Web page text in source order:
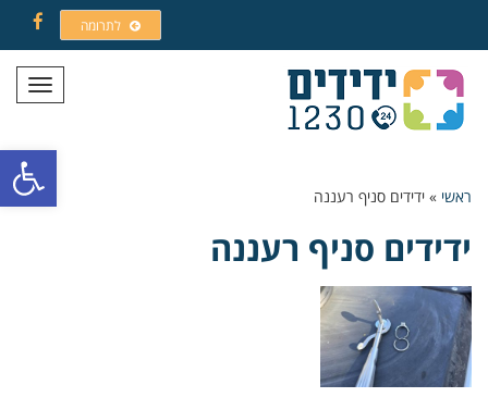
פתח
לתרומה
תפריט
ראשי » ידידים סניף רעננה
ידידים סניף רעננה